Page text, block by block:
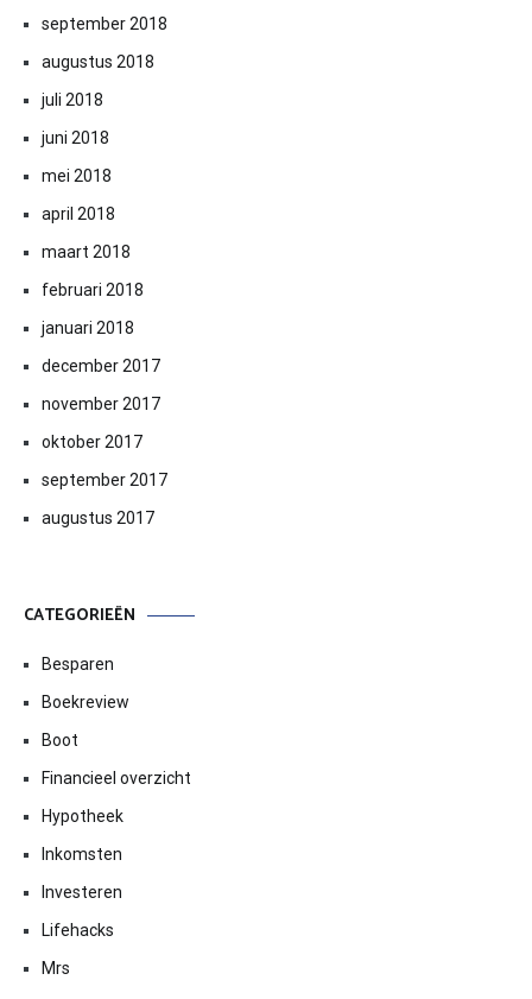
september 2018
augustus 2018
juli 2018
juni 2018
mei 2018
april 2018
maart 2018
februari 2018
januari 2018
december 2017
november 2017
oktober 2017
september 2017
augustus 2017
CATEGORIEËN
Besparen
Boekreview
Boot
Financieel overzicht
Hypotheek
Inkomsten
Investeren
Lifehacks
Mrs